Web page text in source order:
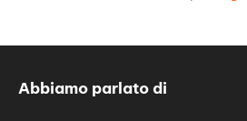
Abbiamo parlato di